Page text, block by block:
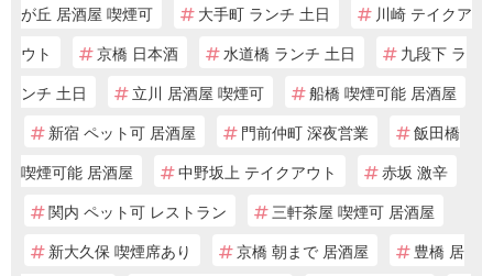
が丘 居酒屋 喫煙可
大手町 ランチ 土日
川崎 テイクア
ウト
京橋 日本酒 水道橋 ランチ 土日
九段下 ラ
ンチ 土日
立川 居酒屋 喫煙可
船橋 喫煙可能 居酒屋
新宿 ペット可 居酒屋
門前仲町 深夜営業
飯田橋
喫煙可能 居酒屋
中野坂上 テイクアウト
赤坂 激辛
関内 ペット可 レストラン
三軒茶屋 喫煙可 居酒屋
新大久保 喫煙席あり
京橋 朝まで 居酒屋
豊橋 居